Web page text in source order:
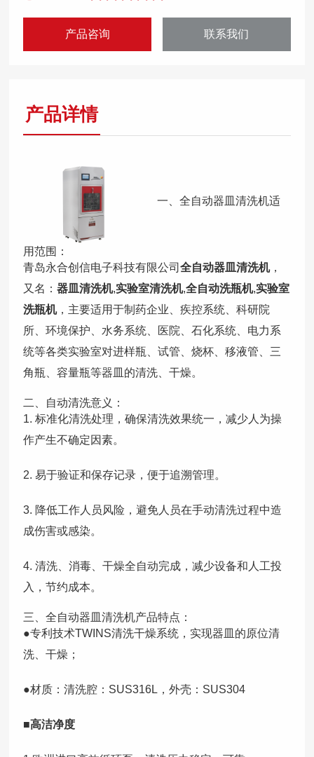
产品咨询 联系我们
产品详情
一、全自动器皿清洗机适
用范围：
青岛永合创信电子科技有限公司全自动器皿清洗机，
又名：器皿清洗机,实验室清洗机,全自动洗瓶机,实验室
洗瓶机，主要适用于制药企业、疾控系统、科研院
所、环境保护、水务系统、医院、石化系统、电力系
统等各类实验室对进样瓶、试管、烧杯、移液管、三
角瓶、容量瓶等器皿的清洗、干燥。
二、自动清洗意义：
1. 标准化清洗处理，确保清洗效果统一，减少人为操
作产生不确定因素。
2. 易于验证和保存记录，便于追溯管理。
3. 降低工作人员风险，避免人员在手动清洗过程中造
成伤害或感染。
4. 清洗、消毒、干燥全自动完成，减少设备和人工投
入，节约成本。
三、全自动器皿清洗机产品特点：
●专利技术TWINS清洗干燥系统，实现器皿的原位清
洗、干燥；
●材质：清洗腔：SUS316L，外壳：SUS304
■高洁净度